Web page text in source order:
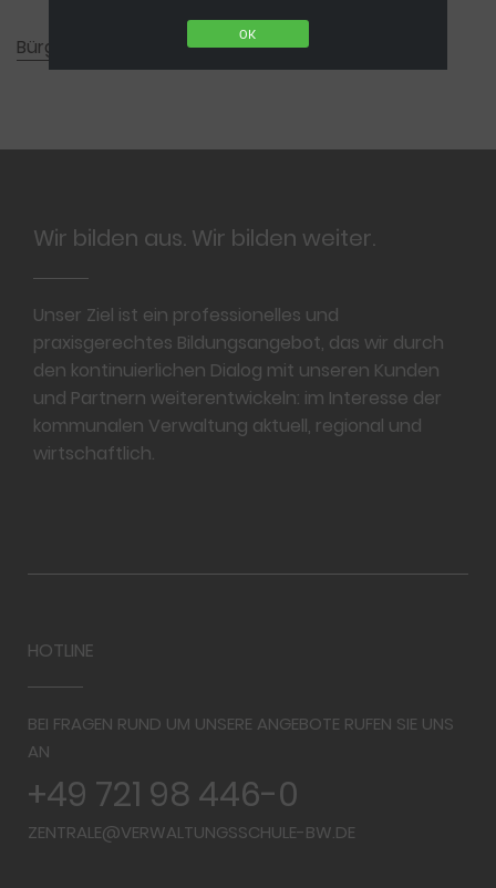
Bürgermeisterwoche Bad Mergentheim
Wir bilden aus. Wir bilden weiter.
Unser Ziel ist ein professionelles und
praxisgerechtes Bildungsangebot, das wir durch
den kontinuierlichen Dialog mit unseren Kunden
und Partnern weiterentwickeln: im Interesse der
kommunalen Verwaltung aktuell, regional und
wirtschaftlich.
HOTLINE
BEI FRAGEN RUND UM UNSERE ANGEBOTE RUFEN SIE UNS
AN
+49 721 98 446-0
ZENTRALE@VERWALTUNGSSCHULE-BW.DE
OK